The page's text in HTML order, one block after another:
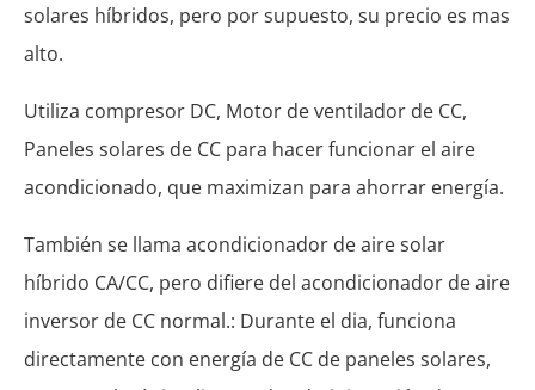
solares híbridos, pero por supuesto, su precio es mas
alto.
Utiliza compresor DC, Motor de ventilador de CC,
Paneles solares de CC para hacer funcionar el aire
acondicionado, que maximizan para ahorrar energía.
También se llama acondicionador de aire solar
híbrido CA/CC, pero difiere del acondicionador de aire
inversor de CC normal.: Durante el dia, funciona
directamente con energía de CC de paneles solares,